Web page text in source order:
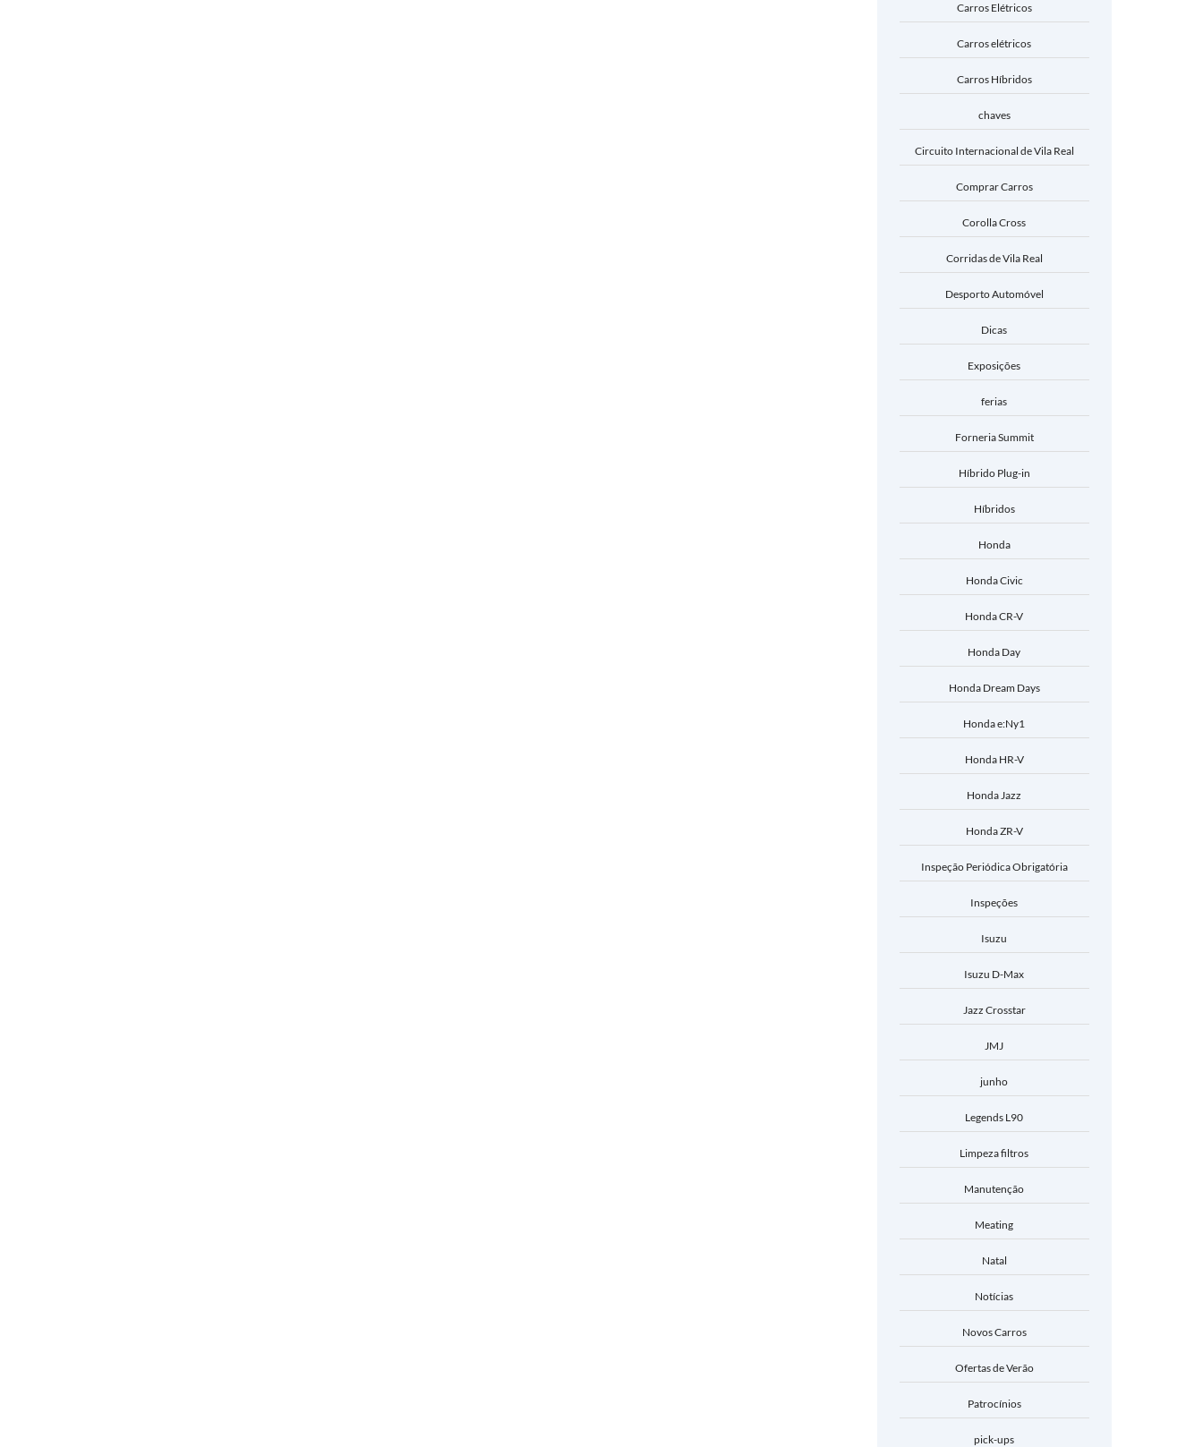
Carros Elétricos
Carros elétricos
Carros Híbridos
chaves
Circuito Internacional de Vila Real
Comprar Carros
Corolla Cross
Corridas de Vila Real
Desporto Automóvel
Dicas
Exposições
ferias
Forneria Summit
Híbrido Plug-in
Híbridos
Honda
Honda Civic
Honda CR-V
Honda Day
Honda Dream Days
Honda e:Ny1
Honda HR-V
Honda Jazz
Honda ZR-V
Inspeção Periódica Obrigatória
Inspeções
Isuzu
Isuzu D-Max
Jazz Crosstar
JMJ
junho
Legends L90
Limpeza filtros
Manutenção
Meating
Natal
Notícias
Novos Carros
Ofertas de Verão
Patrocínios
pick-ups